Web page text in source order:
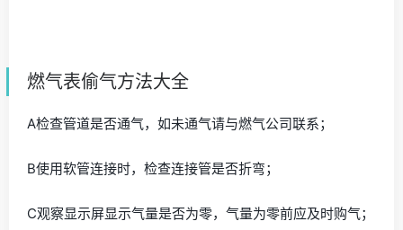
燃气表偷气方法大全
A检查管道是否通气，如未通气请与燃气公司联系；
B使用软管连接时，检查连接管是否折弯；
C观察显示屏显示气量是否为零，气量为零前应及时购气；